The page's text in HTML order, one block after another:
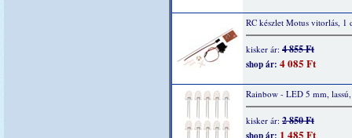
RC készlet Motus vitorlás, 1
kisker ár: 4 855 Ft
shop ár: 4 085 Ft
Rainbow - LED 5 mm,
kisker ár: 2 850 Ft
1 485 Ft